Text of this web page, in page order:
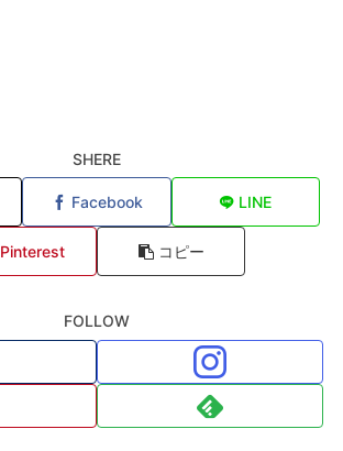
SHERE
Facebook LINE
Pinterest コピー
FOLLOW